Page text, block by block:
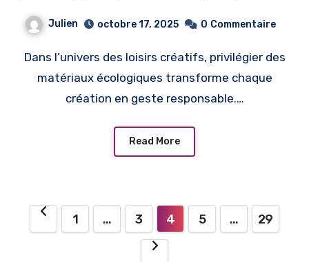
loisirs créatifs
Julien octobre 17, 2025 0 Commentaire
Dans l’univers des loisirs créatifs, privilégier des
matériaux écologiques transforme chaque
création en geste responsable.…
Read More
Pagination
1 … 3 4 5 … 29